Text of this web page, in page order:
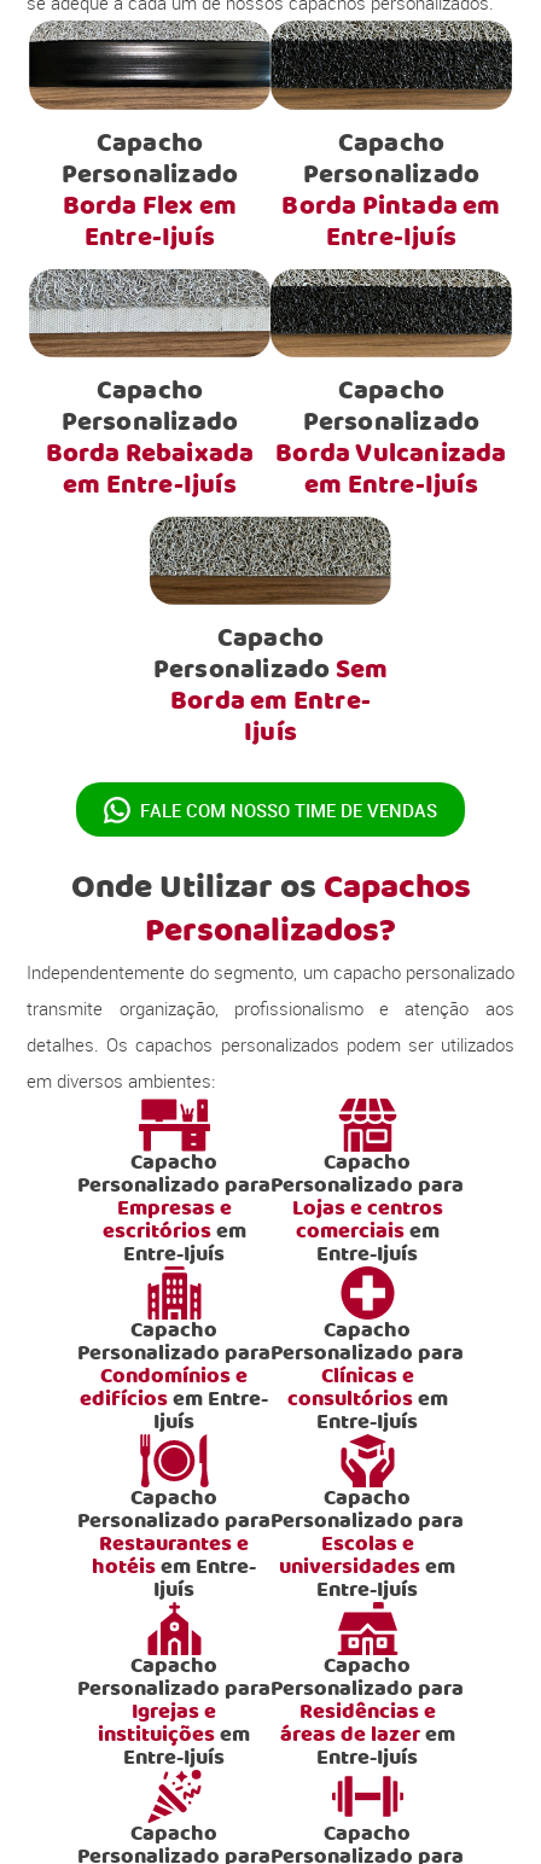
Capacho
Personalizado
Borda Flex em
Entre-Ijuís
Capacho
Personalizado
Borda Pintada em
Entre-Ijuís
Capacho
Personalizado
Borda Rebaixada
em Entre-Ijuís
Capacho
Personalizado
Borda Vulcanizada
em Entre-Ijuís
Capacho
PersonalizadoSem
Borda em Entre-
Ijuís
FALE COM NOSSO TIME DE VENDAS
Onde Utilizar osCapachos
Personalizados?
Independentemente do segmento, um capacho personalizado
transmite organização, profissionalismo e atenção aos
detalhes. Os capachos personalizados podem ser utilizados
em diversos ambientes:
Capacho
Personalizado para
Empresas e
escritóriosem
Entre-Ijuís
Capacho
Personalizado para
Lojas e centros
comerciaisem
Entre-Ijuís
Capacho
Personalizado para
Condomínios e
edifíciosem Entre-
Ijuís
Capacho
Personalizado para
Clínicas e
consultóriosem
Entre-Ijuís
Capacho
Personalizado para
Restaurantes e
hotéisem Entre-
Ijuís
Capacho
Personalizado para
Escolas e
universidadesem
Entre-Ijuís
Capacho
Personalizado para
Igrejas e
instituiçõesem
Entre-Ijuís
Capacho
Personalizado para
Residências e
áreas de lazerem
Entre-Ijuís
Capacho Capacho